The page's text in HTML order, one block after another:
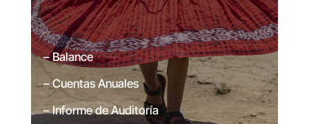
– Balance
– Cuentas Anuales
– Informe de Auditoría